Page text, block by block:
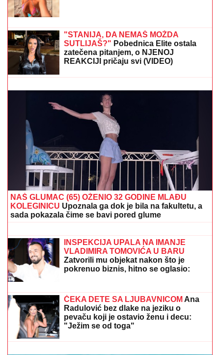
Ovakvu je retko viđamo (Foto)
PODIGNUTA OPTUŽNICA PROTIV MAJKE (50) I SINA
Planirali ubistvo Luke Bojovića?! Nađen arsenal
oružja, otkriven i PAKLENI PLAN koji su skovali
"STANIJA, DA NEMAŠ MOŽDA
SUTLIJAŠ?"Pobednica Elite ostala
zatečena pitanjem, o NJENOJ
REAKCIJI pričaju svi (VIDEO)
GRČKO LETO ŽENE OGNJENA
AMIDŽIĆA!Mina ističe GOLE NOGE, u
kadar upala i jahta: Tek da je vidite u
MINI BIKINIJU (FOTO)